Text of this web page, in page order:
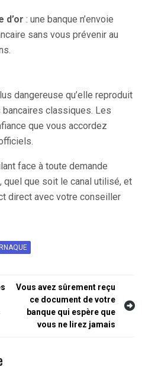
d’or : une banque n’envoie
sans vous prévenir au
dangereuse qu’elle reproduit
classiques. Les
que vous accordez
face à toute demande
quel que soit le canal utilisé, et
direct avec votre conseiller
Vous avez sûrement reçu
ce document de votre
banque qui espère que
vous ne lirez jamais